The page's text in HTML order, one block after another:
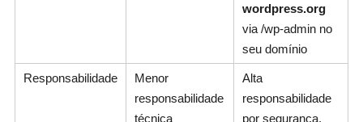
wordpress.org
via /wp-admin no
seu domínio
Responsabilidade
Menor
responsabilidade
técnica
Alta
responsabilidade
por segurança,